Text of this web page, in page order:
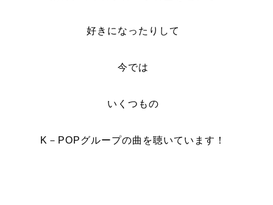
好きになったりして
今では
いくつもの
K－POPグループの曲を聴いています！